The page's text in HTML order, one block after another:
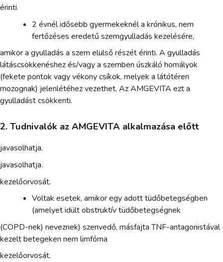
érinti.
2 évnél idősebb gyermekeknél a krónikus, nem
fertőzéses eredetű szemgyulladás kezelésére,
amikor a gyulladás a szem elülső részét érinti. A gyulladás
látáscsökkenéshez és/vagy a szemben úszkáló homályok
(fekete pontok vagy vékony csíkok, melyek a látótéren
mozognak) jelenlétéhez vezethet. Az AMGEVITA ezt a
gyulladást csökkenti.
2. Tudnivalók az AMGEVITA alkalmazása előtt
javasolhatja.
javasolhatja.
kezelőorvosát.
Voltak esetek, amikor egy adott tüdőbetegségben
(amelyet idült obstruktív tüdőbetegségnek
(COPD-nek) neveznek) szenvedő, másfajta TNF-antagonistával
kezelt betegeken nem limfóma
kezelőorvosát.